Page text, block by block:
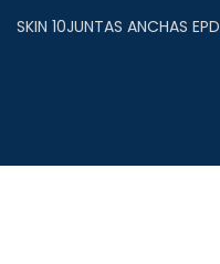
SKIN 10JUNTAS ANCHAS